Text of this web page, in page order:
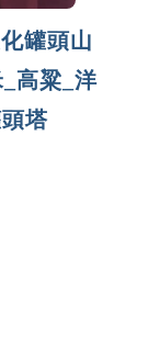
罐頭山
高粱_洋
塔